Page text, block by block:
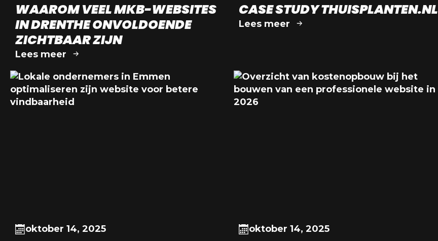
WAAROM VEEL MKB-WEBSITES
IN DRENTHE ONVOLDOENDE
ZICHTBAAR ZIJN
Lees meer
CASE STUDY THUISPLANTEN.NL
Lees meer
oktober 14, 2025 oktober 14, 2025